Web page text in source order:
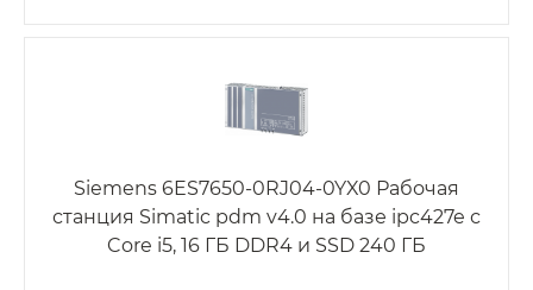
Siemens 6ES7650-0RJ04-0YX0 Рабочая
станция Simatic pdm v4.0 на базе ipc427e с
Core i5, 16 ГБ DDR4 и SSD 240 ГБ